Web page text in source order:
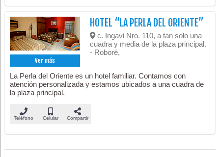
Ver más
HOTEL “LA PERLA DEL ORIENTE”
c. Ingavi Nro. 110, a tan solo una
cuadra y media de la plaza principal.
- Roboré,
La Perla del Oriente es un hotel familiar. Contamos con
atención personalizada y estamos ubicados a una cuadra de
la plaza principal.
Teléfono Celular Compartir